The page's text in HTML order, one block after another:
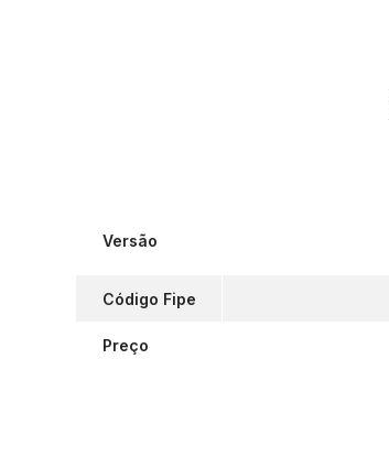
Versão
Código Fipe
Preço